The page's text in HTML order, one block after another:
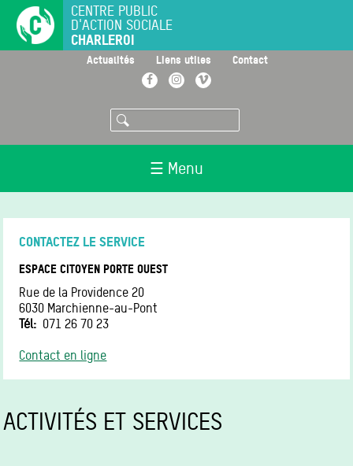
principal
CENTRE PUBLIC
D'ACTION SOCIALE
CHARLEROI
Actualités Liens utiles Contact
FacebookInstagramVimeo
Rechercher
☰ Menu
CONTACTEZ LE SERVICE
ESPACE CITOYEN PORTE OUEST
Rue de la Providence 20
6030 Marchienne-au-Pont
Tél
071 26 70 23
Contact en ligne
ACTIVITÉS ET SERVICES